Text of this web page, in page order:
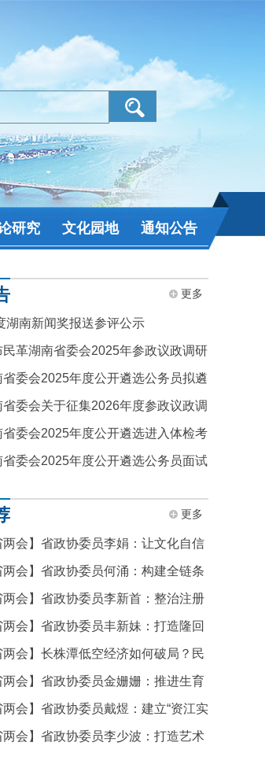
研究 文化园地 通知公告
更多
湖南新闻奖报送参评公示
民革湖南省委会2025年参政议政调研
结果的通知
省委会2025年度公开遴选公务员拟遴
示
省委会关于征集2026年度参政议政调
通知
省委会2025年度公开遴选进入体检考
单公告
省委会2025年度公开遴选公务员面试
更多
两会】省政协委员李娟：让文化自信
年心
两会】省政协委员何涌：构建全链条
提升青少年心理健康水平
两会】省政协委员李新首：整治注册
业“内卷式”竞争
两会】省政协委员丰新妹：打造隆回
振兴省级样板
两会】长株潭低空经济如何破局？民
提案建议，以“一体化”“全链条”推进协
两会】省政协委员金姗姗：推进生育
建设
两会】省政协委员戴煜：建立“资江实
力邵阳产业发展
两会】省政协委员李少波：打造艺术